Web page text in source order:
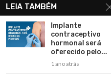
Home
Assinar
Contato
Política de Privacidade
Rádio Maristela - Ao Vivo
LEIA TAMBÉM
Implante
contraceptivo
hormonal será
oferecido pelo...
1 ano atrás